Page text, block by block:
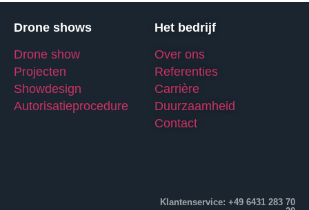
Drone shows
Drone show
Projecten
Showdesign
Autorisatieprocedure
Het bedrijf
Over ons
Referenties
Carrière
Duurzaamheid
Contact
Klantenservice: +49 6431 283 70